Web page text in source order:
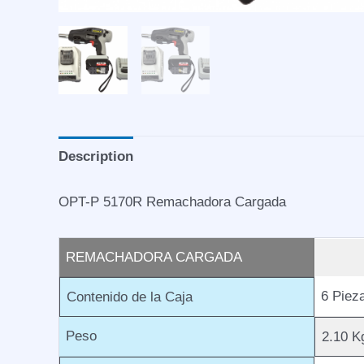
Description
OPT-P 5170R Remachadora Cargada
REMACHADORA CARGADA
Contenido de la Caja 6
Peso 2.10